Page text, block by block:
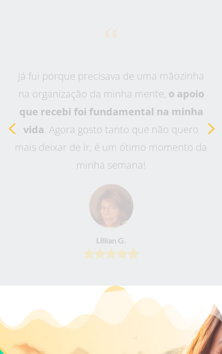
na organização da minha mente,o apoio
que recebi foi fundamental na minha
vida. Agora gosto tanto que não quero
mais deixar de ir, é um ótimo momento da
minha semana!
Lillian G.